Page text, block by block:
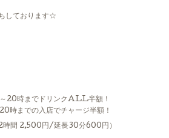
しております☆
20時までドリンクALL半額！
時までの入店でチャージ半額！
時間 2,500円/延長30分600円）